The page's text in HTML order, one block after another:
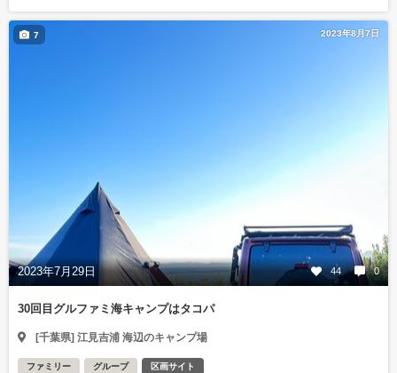
2023年8月7日
2023年7月29日 44 0
7
30回目グルファミ海キャンプはタコパ
[千葉県] 江見吉浦 海辺のキャンプ場
ファミリー グループ 区画サイト